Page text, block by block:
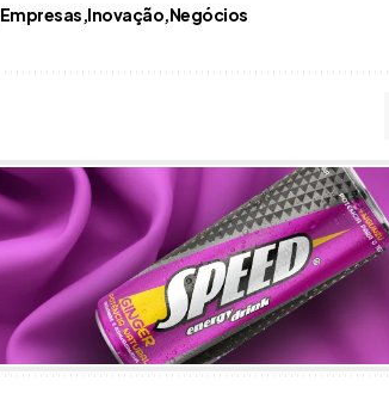
Empresas Inovação Negócios